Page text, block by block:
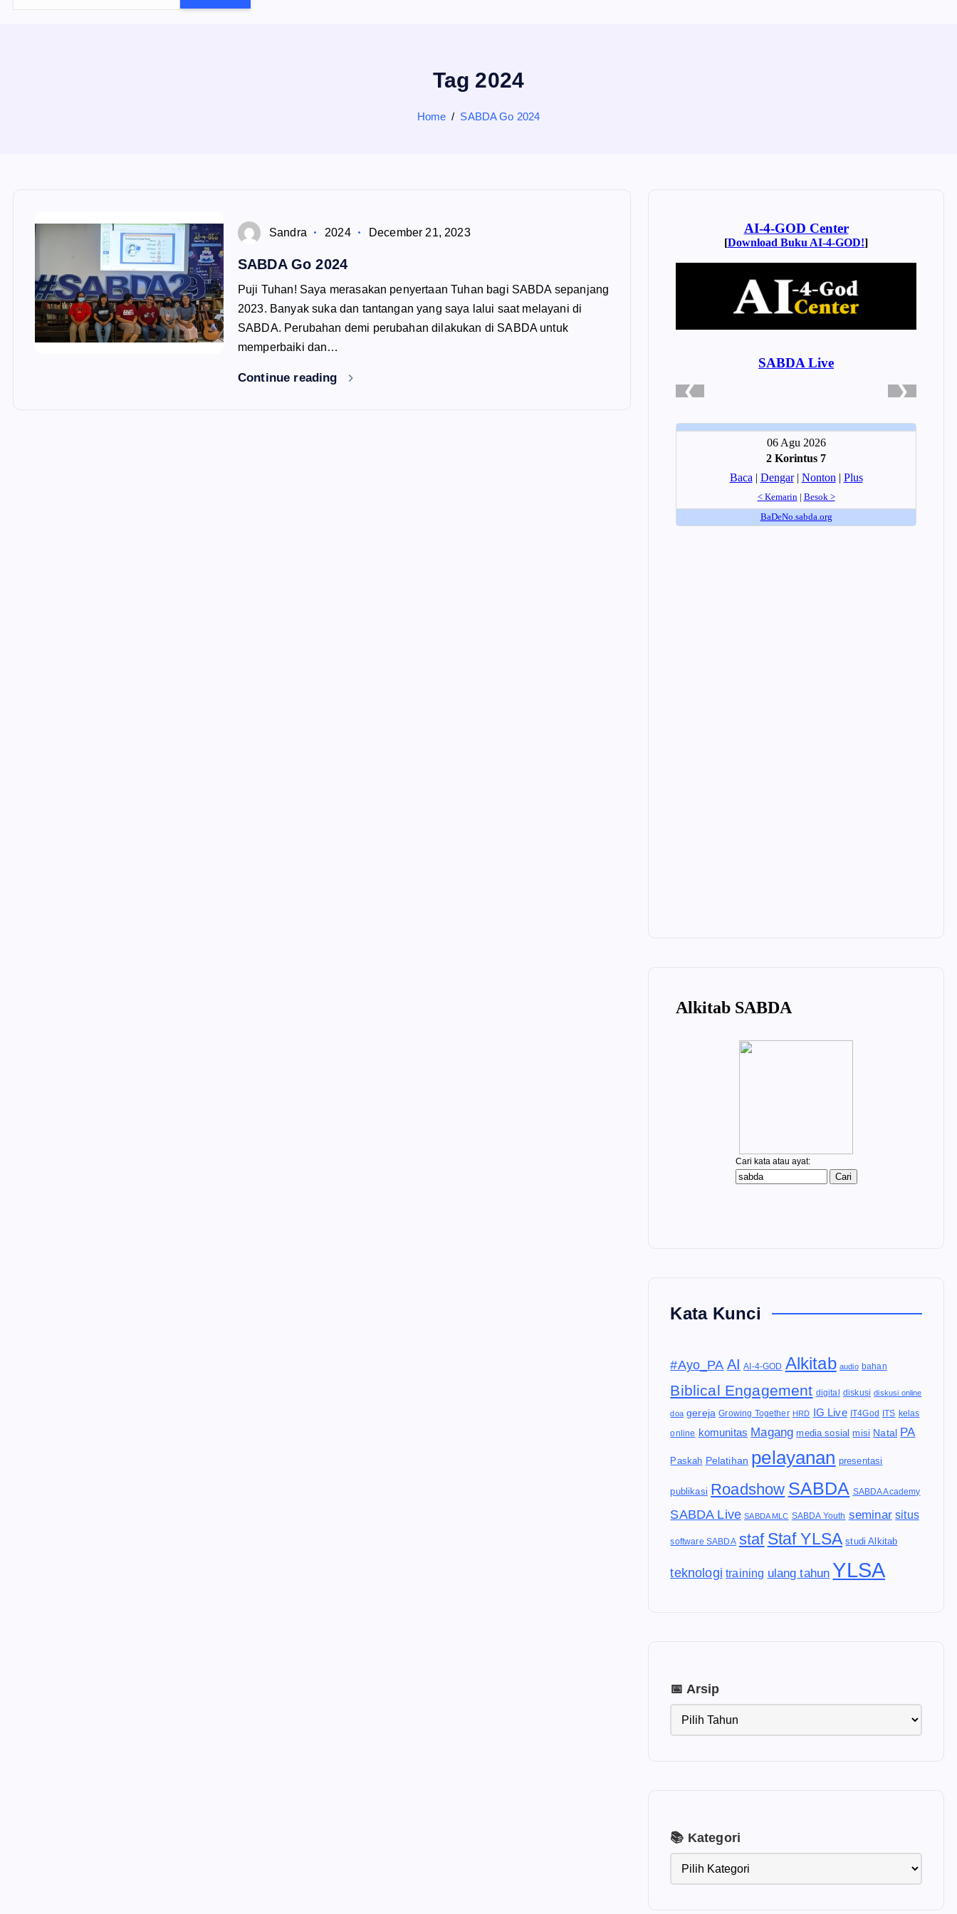
Tag 2024
Home SABDA Go 2024
Sandra 2024 December 21, 2023
SABDA Go 2024
Puji Tuhan! Saya merasakan penyertaan Tuhan bagi SABDA sepanjang
2023. Banyak suka dan tantangan yang saya lalui saat melayani di
SABDA. Perubahan demi perubahan dilakukan di SABDA untuk
memperbaiki dan…
Continue reading
Kata Kunci
#Ayo_PA AI AI-4-GOD Alkitab audio bahan
Biblical Engagement digital diskusi diskusi online
doa gereja Growing Together HRD IG Live IT4God ITS kelas
online komunitas Magang media sosial misi Natal PA
Paskah Pelatihan pelayanan presentasi
publikasi Roadshow SABDA SABDA Academy
SABDA Live SABDA MLC SABDA Youth seminar situs
software SABDA staf Staf YLSA studi Alkitab
teknologi training ulang tahun YLSA
📅 Arsip
📚 Kategori